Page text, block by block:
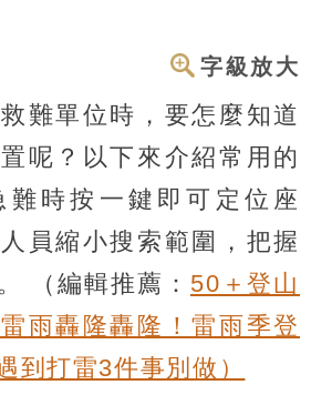
字級放大
難單位時，要怎麼知道
呢？以下來介紹常用的
難時按一鍵即可定位座
員縮小搜索範圍，把握
（編輯推薦： 50＋登山
雨轟隆轟隆！雷雨季登
到打雷3件事別做）